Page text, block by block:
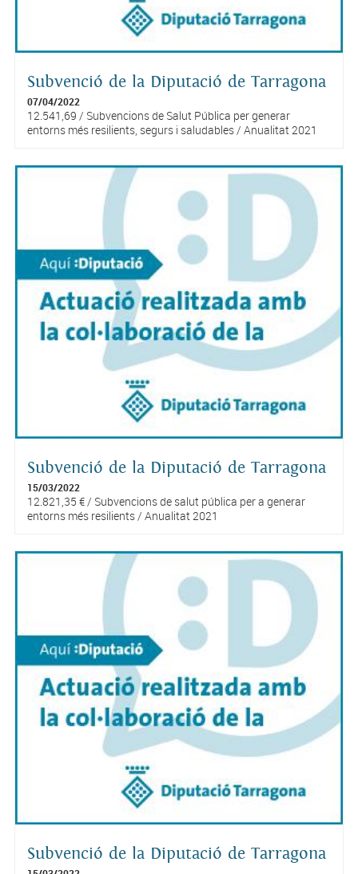
Subvenció de la Diputació de Tarragona
07/04/2022
12.541,69 / Subvencions de Salut Pública per generar
entorns més resilients, segurs i saludables / Anualitat 2021
Subvenció de la Diputació de Tarragona
15/03/2022
12.821,35 € / Subvencions de salut pública per a generar
entorns més resilients / Anualitat 2021
Subvenció de la Diputació de Tarragona